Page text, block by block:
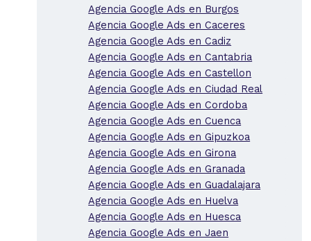
Agencia Google Ads en Burgos
Agencia Google Ads en Caceres
Agencia Google Ads en Cadiz
Agencia Google Ads en Cantabria
Agencia Google Ads en Castellon
Agencia Google Ads en Ciudad Real
Agencia Google Ads en Cordoba
Agencia Google Ads en Cuenca
Agencia Google Ads en Gipuzkoa
Agencia Google Ads en Girona
Agencia Google Ads en Granada
Agencia Google Ads en Guadalajara
Agencia Google Ads en Huelva
Agencia Google Ads en Huesca
Agencia Google Ads en Jaen